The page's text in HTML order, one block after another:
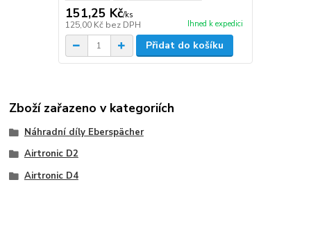
151,25 Kč/ks
125,00 Kč bez DPH Ihned k expedici
Přidat do košíku
Zboží zařazeno v kategoriích
Náhradní díly Eberspächer
Airtronic D2
Airtronic D4